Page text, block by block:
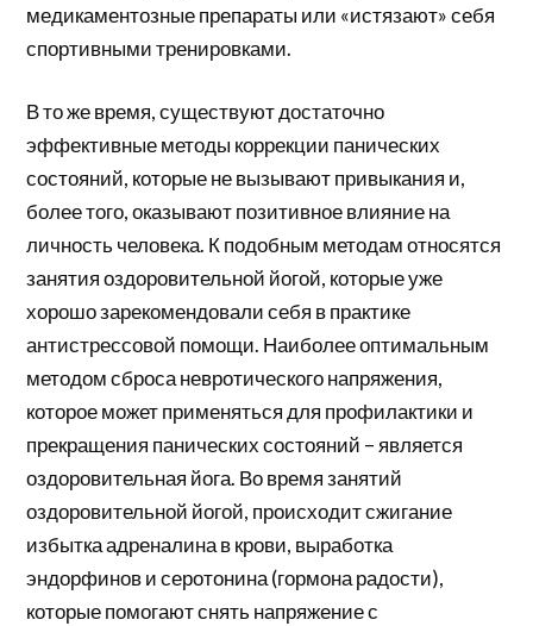
медикаментозные препараты или «истязают» себя
спортивными тренировками.
В то же время, существуют достаточно
эффективные методы коррекции панических
состояний, которые не вызывают привыкания и,
более того, оказывают позитивное влияние на
личность человека. К подобным методам относятся
занятия оздоровительной йогой, которые уже
хорошо зарекомендовали себя в практике
антистрессовой помощи. Наиболее оптимальным
методом сброса невротического напряжения,
которое может применяться для профилактики и
прекращения панических состояний – является
оздоровительная йога. Во время занятий
оздоровительной йогой, происходит сжигание
избытка адреналина в крови, выработка
эндорфинов и серотонина (гормона радости),
которые помогают снять напряжение с